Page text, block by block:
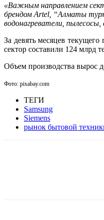
«Важным направлением
брендом Artel, “Алматы
водонагреватели,
За девять месяцев
сектор составили 124 млрд
Объем производства вырос
Фото: pixabay.com
ТЕГИ
Samsung
Siemens
рынок бытовой